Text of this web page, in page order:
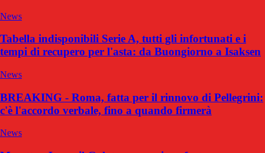
News
Tabella indisponibili Serie A, tutti gli infortunati e i
tempi di recupero per l'asta: da Buongiorno a Isaksen
News
BREAKING - Roma, fatta per il rinnovo di Pellegrini:
c'è l'accordo verbale, fino a quando firmerà
News